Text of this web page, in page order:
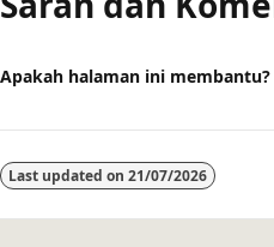
Apakah halaman ini membantu?
Last updated on 21/07/2026